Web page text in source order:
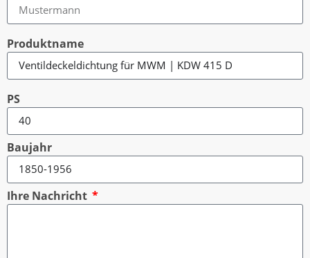
Produktname
PS
Baujahr
Ihre Nachricht